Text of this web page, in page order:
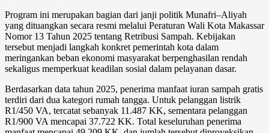
Program ini merupakan bagian dari janji politik Munafri–Aliyah
yang dituangkan secara resmi melalui Peraturan Wali Kota Makassar
Nomor 13 Tahun 2025 tentang Retribusi Sampah. Kebijakan
tersebut menjadi langkah konkret pemerintah kota dalam
meringankan beban ekonomi masyarakat berpenghasilan rendah
sekaligus memperkuat keadilan sosial dalam pelayanan dasar.
Berdasarkan data tahun 2025, penerima manfaat iuran sampah gratis
terdiri dari dua kategori rumah tangga. Untuk pelanggan listrik
R1/450 VA, tercatat sebanyak 11.487 KK, sementara pelanggan
R1/900 VA mencapai 37.722 KK. Total keseluruhan penerima